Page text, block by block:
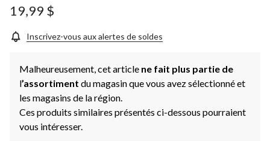
19,99 $
Inscrivez-vous aux alertes de soldes
Malheureusement, cet article ne fait plus partie de
l’assortiment du magasin que vous avez sélectionné et
les magasins de la région.
Ces produits similaires présentés ci-dessous pourraient
vous intéresser.